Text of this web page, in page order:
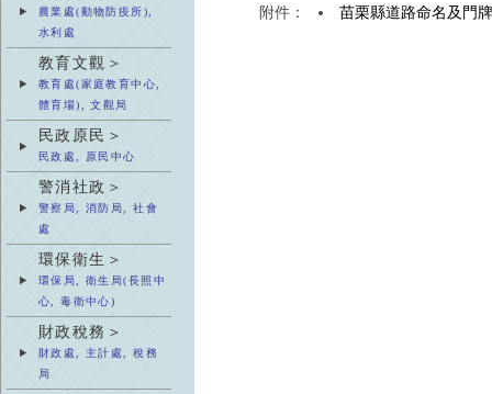
農業處(動物防疫所),
水利處
教育文觀＞
教育處(家庭教育中心,
體育場), 文觀局
民政原民＞
民政處, 原民中心
警消社政＞
警察局, 消防局, 社會
處
環保衛生＞
環保局, 衛生局(長照中
心, 毒衛中心)
財政稅務＞
財政處, 主計處, 稅務
局
附件：
苗栗縣道路命名及門